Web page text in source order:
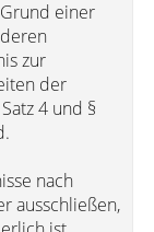
einer
zur
der
4 und §
nach
ausschließen,